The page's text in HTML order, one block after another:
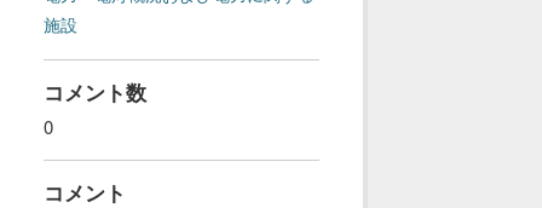
施設
コメント数
0
コメント